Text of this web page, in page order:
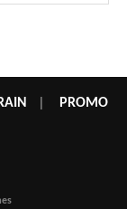
PROMO